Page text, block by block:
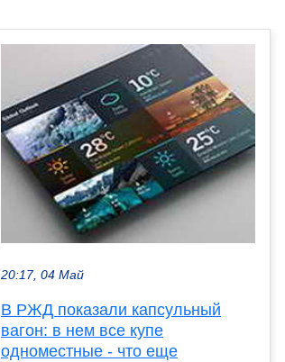
20:17, 04 Май
В РЖД показали капсульный
вагон: в нем все купе
одноместные - что еще